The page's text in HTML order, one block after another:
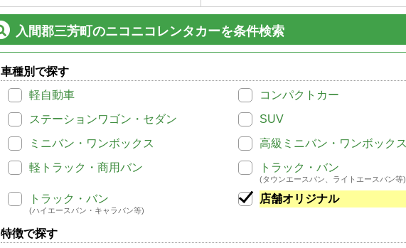
入間郡三芳町のニコニコレンタカーを条件検索
車種別で探す
軽自動車
コンパクトカー
ステーションワゴン・セダン
SUV
ミニバン・ワンボックス
高級ミニバン・ワンボックス
軽トラック・商用バン
トラック・バン
(タウンエースバン、ライトエースバン等)
トラック・バン
(ハイエースバン・キャラバン等)
店舗オリジナル
特徴で探す